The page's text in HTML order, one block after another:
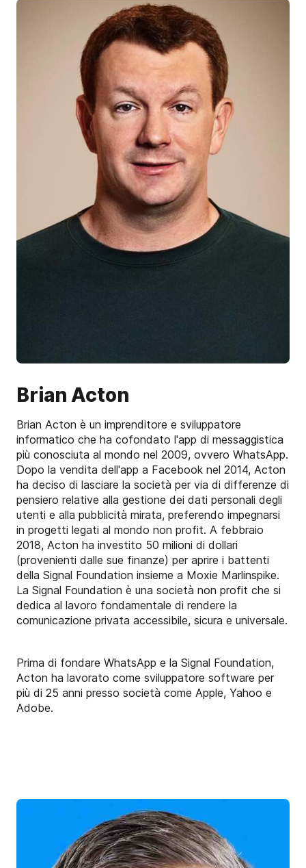
Brian Acton
Brian Acton è un imprenditore e sviluppatore
informatico che ha cofondato l'app di messaggistica
più conosciuta al mondo nel 2009, ovvero WhatsApp.
Dopo la vendita dell'app a Facebook nel 2014, Acton
ha deciso di lasciare la società per via di differenze di
pensiero relative alla gestione dei dati personali degli
utenti e alla pubblicità mirata, preferendo impegnarsi
in progetti legati al mondo non profit. A febbraio
2018, Acton ha investito 50 milioni di dollari
(provenienti dalle sue finanze) per aprire i battenti
della Signal Foundation insieme a Moxie Marlinspike.
La Signal Foundation è una società non profit che si
dedica al lavoro fondamentale di rendere la
comunicazione privata accessibile, sicura e universale.
Prima di fondare WhatsApp e la Signal Foundation,
Acton ha lavorato come sviluppatore software per
più di 25 anni presso società come Apple, Yahoo e
Adobe.